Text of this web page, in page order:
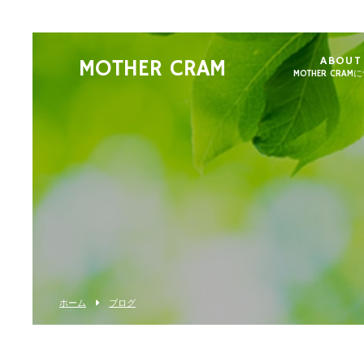
MOTHER CRAM ABOUT
MOTHER CRAM
ホーム ブログ